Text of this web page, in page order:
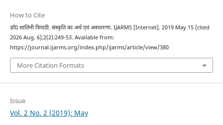
How to Cite
डॉ0 शालिनी त्रिपाठी. संस्कृति का अर्थ एवं अवधारणा. IJARMS [Internet]. 2019 May 15 [cited
2026 Aug. 6];2(2):249-53. Available from:
https://journal.ijarms.org/index.php/ijarms/article/view/380
More Citation Formats
Issue
Vol. 2 No. 2 (2019): May